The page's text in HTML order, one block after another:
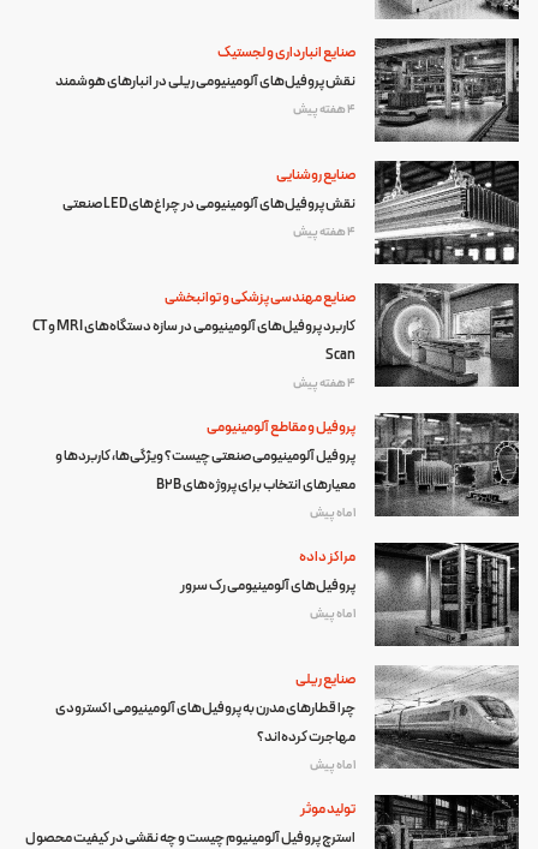
صنایع انبارداری و لجستیک
نقش پروفیل‌های آلومینیومی ریلی در انبارهای هوشمند
4 هفته پیش
صنایع روشنایی
نقش پروفیل‌های آلومینیومی در چراغ‌های LED صنعتی
4 هفته پیش
صنایع مهندسی پزشکی و توانبخشی
کاربرد پروفیل‌های آلومینیومی در سازه دستگاه‌های MRI و CT
Scan
4 هفته پیش
پروفیل و مقاطع آلومینیومی
پروفیل آلومینیومی صنعتی چیست؟ ویژگی‌ها، کاربردها و
معیارهای انتخاب برای پروژه‌های B2B
1 ماه پیش
مراکز داده
پروفیل‌های آلومینیومی رک سرور
1 ماه پیش
صنایع ریلی
چرا قطارهای مدرن به پروفیل‌های آلومینیومی اکسترودی
مهاجرت کرده‌اند؟
1 ماه پیش
تولید موثر
استرچ پروفیل آلومینیوم چیست و چه نقشی در کیفیت محصول